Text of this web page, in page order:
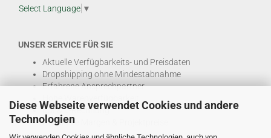
Diese Webseite verwendet Cookies und andere
Technologien
Select Language ▼
UNSER SERVICE FÜR SIE
Aktuelle Verfügbarkeits- und Preisdaten
Dropshipping ohne Mindestabnahme
Erfahrene Ansprechpartner
Hohe Warenverfügbarkeit
EDI & E-Rechnung
Attraktive Margen & Projektpreise